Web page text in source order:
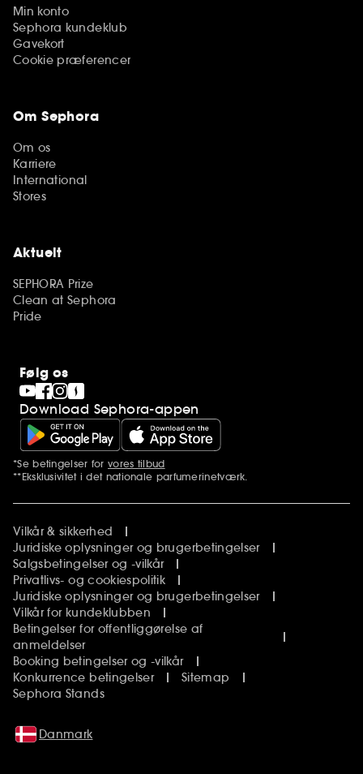
Min konto
Sephora kundeklub
Gavekort
Cookie præferencer
Om Sephora
Om os
Karriere
International
Stores
Aktuelt
SEPHORA Prize
Clean at Sephora
Pride
Følg os
Download Sephora-appen
Yderligere bemærkninger
*Se betingelser for vores tilbud
**Eksklusivitet i det nationale parfumerinetværk.
Vilkår & sikkerhed
Juridiske oplysninger og brugerbetingelser
Salgsbetingelser og -vilkår
Privatlivs- og cookiespolitik
Juridiske oplysninger og brugerbetingelser
Vilkår for kundeklubben
Betingelser for offentliggørelse af
anmeldelser
Booking betingelser og -vilkår
Konkurrence betingelser
Sitemap
Sephora Stands
Danmark